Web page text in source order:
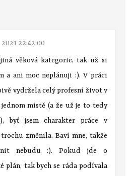
2021 22:42:00
jiná věková kategorie, tak už si
a ani moc neplánuji :). V práci
vydržela celý profesní život v
místě (a že už je to tedy
byť jsem charakter práce v
změnila. Baví mne, takže
nebudu :). Pokud jde o
plán, tak bych se ráda podívala